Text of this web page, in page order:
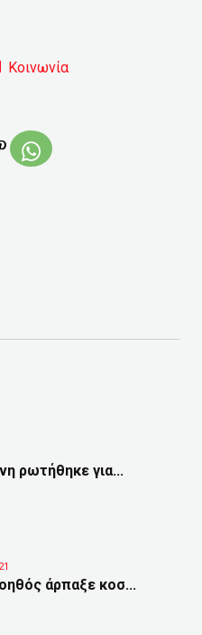
Κοινωνία
ρωτήθηκε για...
άρπαξε κοσ...